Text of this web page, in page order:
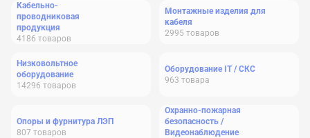
Кабельно-
проводниковая
продукция
4186 товаров
Монтажные изделия для
кабеля
2995 товаров
Низковольтное
оборудование
14296 товаров
Оборудование IT / СКС
963 товара
Опоры и фурнитура ЛЭП
807 товаров
Охранно-пожарная
безопасность /
Видеонаблюдение